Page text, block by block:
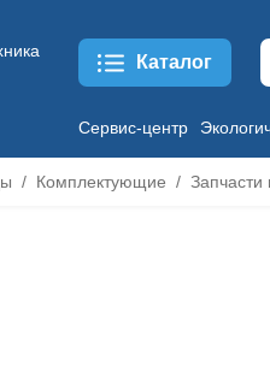
Каталог
Сервис-центр
Комплектующие Запчасти